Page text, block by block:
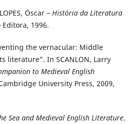
Óscar – História da Literatura
Editora, 1996.
the vernacular: Middle
literature”. In SCANLON, Larry
to Medieval English
University Press, 2009,
Sea and Medieval English Literature.